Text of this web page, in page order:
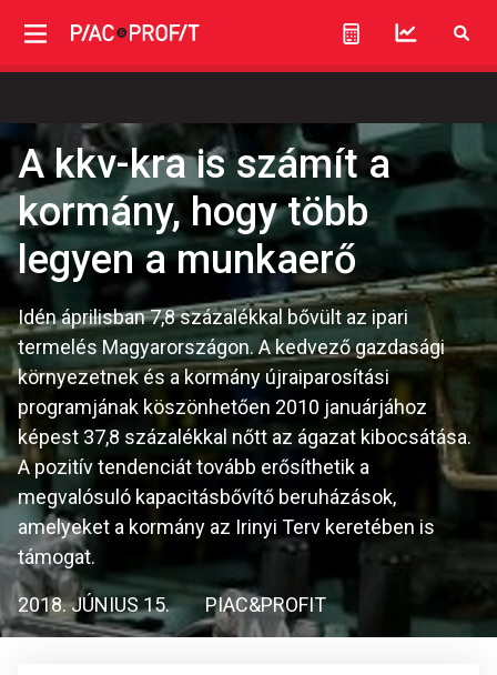
A kkv-kra is számít a
kormány, hogy több
legyen a munkaerő
Idén áprilisban 7,8 százalékkal bővült az ipari
termelés Magyarországon. A kedvező gazdasági
környezetnek és a kormány újraiparosítási
programjának köszönhetően 2010 januárjához
képest 37,8 százalékkal nőtt az ágazat kibocsátása.
A pozitív tendenciát tovább erősíthetik a
megvalósuló kapacitásbővítő beruházások,
amelyeket a kormány az Irinyi Terv keretében is
támogat.
2018. JÚNIUS 15. PIAC&PROFIT